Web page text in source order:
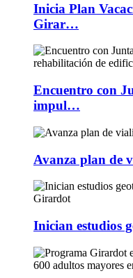
Inicia Plan
Girar…
Encuentro con
impul…
Avanza plan de
Inician estudios